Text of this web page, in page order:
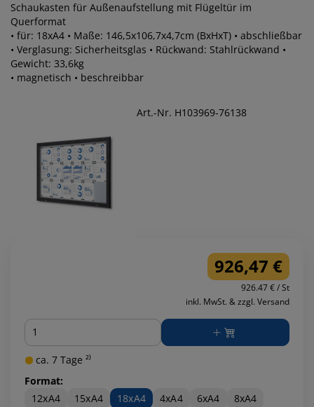
Schaukasten für Außenaufstellung mit Flügeltür im
Querformat
• für: 18xA4 • Maße: 146,5x106,7x4,7cm (BxHxT) • abschließbar
• Verglasung: Sicherheitsglas • Rückwand: Stahlrückwand •
Gewicht: 33,6kg
• magnetisch • beschreibbar
Art.-Nr. H103969-76138
926,47 €
926.47 € / St
inkl. MwSt. & zzgl. Versand
Menge
ca. 7 Tage ²⁾
Format:
12xA4
15xA4 18xA4 4xA4 6xA4
8xA4